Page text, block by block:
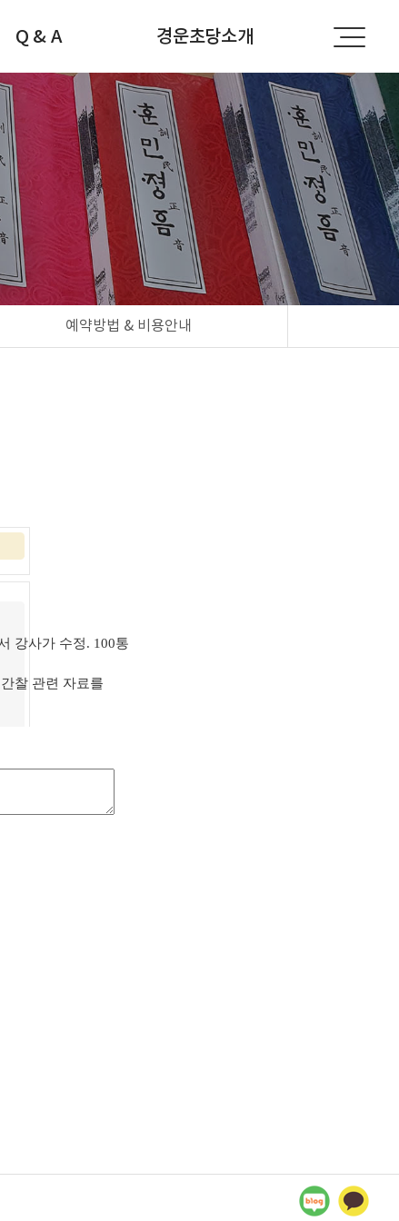
Q & A
공지사항
자주하는 질문
문의하기
경운초당소개
경운초당소개
선생님소개
찾아오시는 길
예약방법 & 비용안내
강사가 수정. 100통
찰 관련 자료를